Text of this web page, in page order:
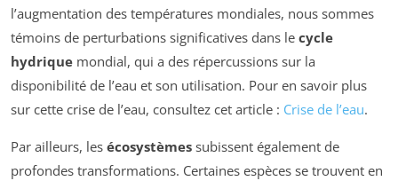
l’augmentation des températures mondiales, nous sommes
témoins de perturbations significatives dans le cycle
hydrique mondial, qui a des répercussions sur la
disponibilité de l’eau et son utilisation. Pour en savoir plus
sur cette crise de l’eau, consultez cet article : Crise de l’eau.
Par ailleurs, les écosystèmes subissent également de
profondes transformations. Certaines espèces se trouvent en